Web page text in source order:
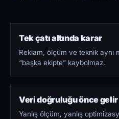
Tek çatı altında karar
Reklam, ölçüm ve teknik aynı
“başka ekipte” kaybolmaz.
Veri doğruluğu önce gelir
Yanlış ölçüm, yanlış